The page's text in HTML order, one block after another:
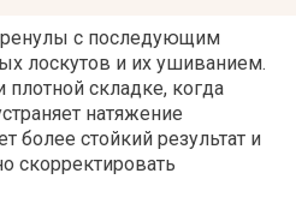
с последующим
лоскутов и их ушиванием.
складке, когда
натяжение
более стойкий результат и
скорректировать